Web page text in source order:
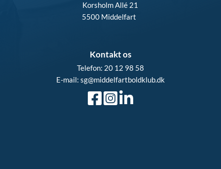
Korsholm Allé 21
5500 Middelfart
Kontakt os
Telefon: 20 12 98 58
E-mail: sg@middelfartboldklub.dk